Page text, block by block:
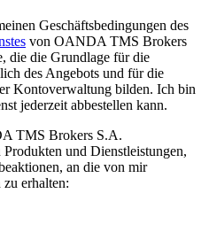
Geschäftsbedingungen des
von OANDA TMS Brokers
die die Grundlage für die
des Angebots und für die
Kontoverwaltung bilden. Ich bin
jederzeit abbestellen kann.
TMS Brokers S.A.
und Dienstleistungen,
an die von mir
erhalten: